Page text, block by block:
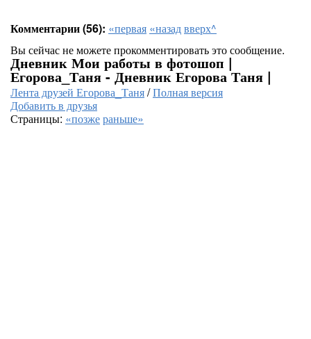
Комментарии (56): «первая «назадвверх^
Вы сейчас не можете прокомментировать это сообщение.
Дневник Мои работы в фотошоп |
Егорова_Таня - Дневник Егорова Таня |
Лента друзей Егорова_Таня/Полная версия
Добавить в друзья
Страницы: «позжераньше»